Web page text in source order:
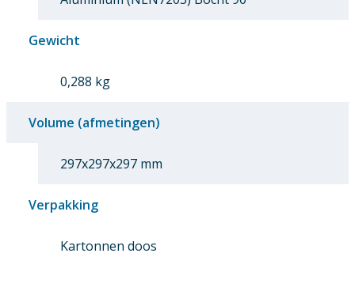
Gewicht
0,288 kg
Volume (afmetingen)
297x297x297 mm
Verpakking
Kartonnen doos